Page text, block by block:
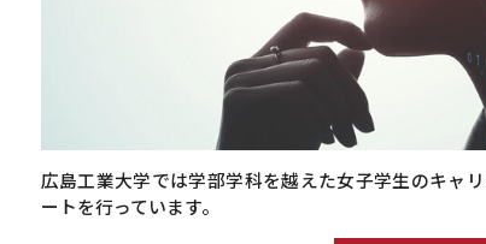
広島工業大学では学部学科を越えた女子学生のキャ
ートを行っています。